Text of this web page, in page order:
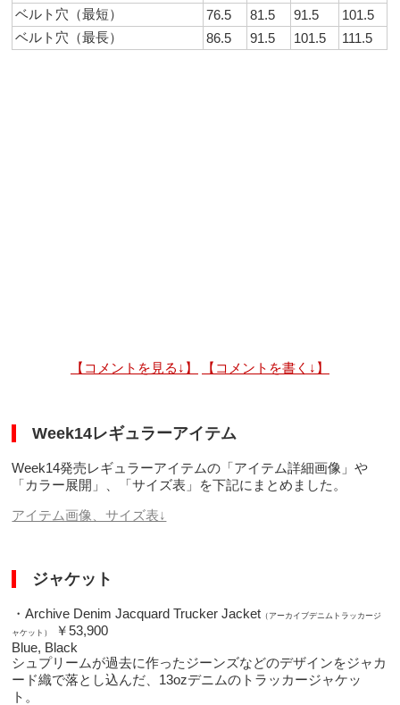
ベルト穴（最短）
76.5 81.5 91.5
101.5
ベルト穴（最長）
86.5 91.5 101.5 111.5
【コメントを見る↓】 【コメントを書く↓】
Week14レギュラーアイテム
Week14発売レギュラーアイテムの「アイテム詳細画像」や
「カラー展開」、「サイズ表」を下記にまとめました。
アイテム画像、サイズ表↓
ジャケット
・Archive Denim Jacquard Trucker Jacket （アーカイブデニムトラッカージ
ャケット）
￥53,900
Blue, Black
シュプリームが過去に作ったジーンズなどのデザインをジャカ
ード織で落とし込んだ、13ozデニムのトラッカージャケッ
ト。